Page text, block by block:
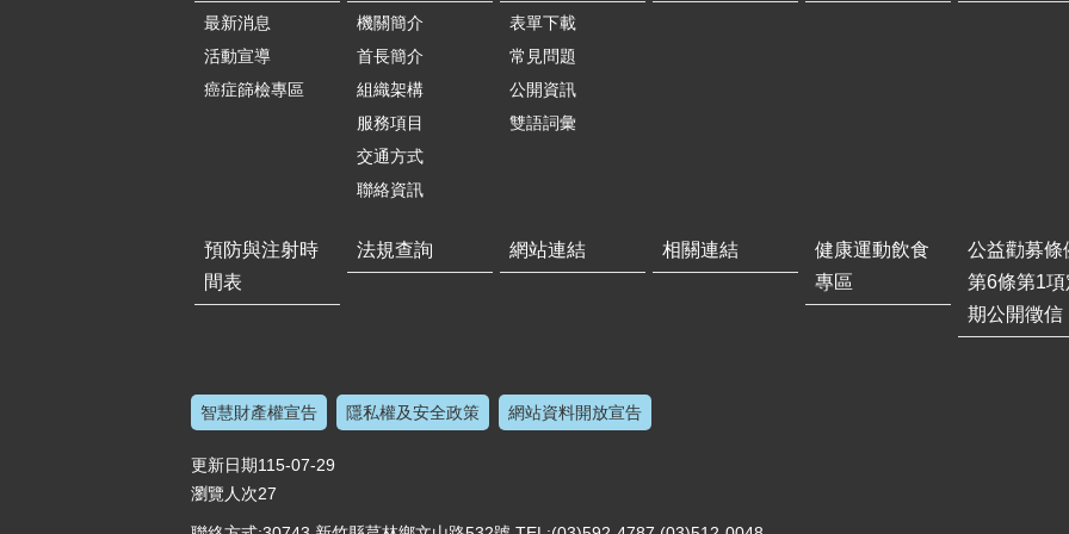
最新消息
活動宣導
癌症篩檢專區
機關簡介
首長簡介
組織架構
服務項目
交通方式
聯絡資訊
表單下載
常見問題
公開資訊
雙語詞彙
預防與注射時
間表
法規查詢 網站連結 相關連結
健康運動飲食
專區
公益勸募條
第6條第1項
期公開徵信
智慧財產權宣告 隱私權及安全政策 網站資料開放宣告
更新日期115-07-29
瀏覽人次27